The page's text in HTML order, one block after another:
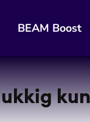
BEAM Boost